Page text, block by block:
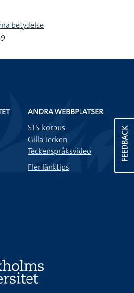
betydelse
FEEDBACK
ANDRA WEBBPLATSER
STS-korpus
Gilla Tecken
Teckenspråksvideo
Fler länktips